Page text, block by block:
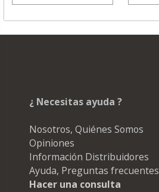
¿ Necesitas ayuda ?
Nosotros, Quiénes Somos
Opiniones
Información Distribuidores
Ayuda, Preguntas frecuentes
Hacer una consulta